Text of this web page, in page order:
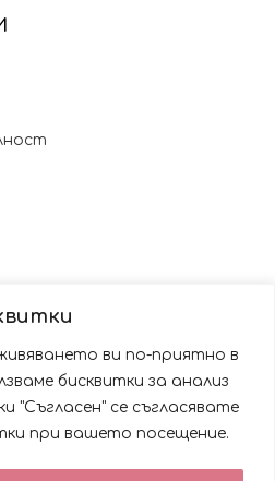
ви по-приятно в
бисквитки за анализ
"Съгласен" се съгласявате
при вашето посещение.
за да подобрим вашата